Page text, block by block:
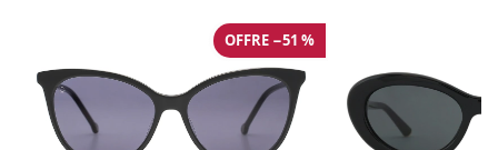
OFFRE −51 %